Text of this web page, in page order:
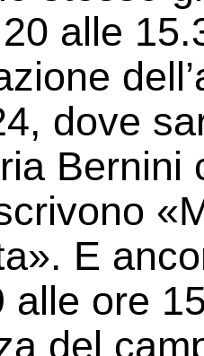
alle
dove
Bernini
E
alle ore
del